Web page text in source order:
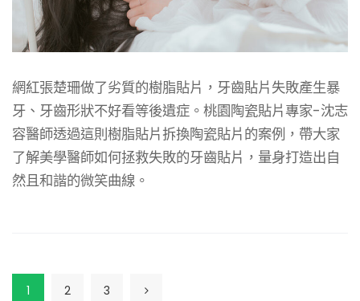
網紅張楚珊做了劣質的樹脂貼片，牙齒貼片失敗產生暴
牙、牙齒形狀不好看等後遺症。桃園陶瓷貼片專家-沈志
容醫師透過這則樹脂貼片拆換陶瓷貼片的案例，帶大家
了解美學醫師如何拯救失敗的牙齒貼片，量身打造出自
然且和諧的微笑曲線。
1 2 3